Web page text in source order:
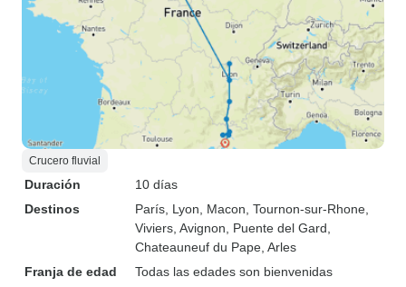
Crucero fluvial
Duración
10 días
Destinos
París , Lyon , Macon , Tournon-sur-Rhone
Viviers , Avignon , Puente del Gard
Chateauneuf du Pape , Arles
Franja de edad
Todas las edades son bienvenidas